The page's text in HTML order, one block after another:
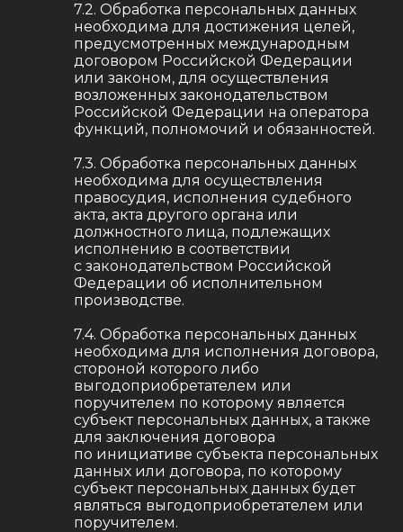
7.2. Обработка персональных данных
необходима для достижения целей,
предусмотренных международным
договором Российской Федерации
или законом, для осуществления
возложенных законодательством
Российской Федерации на оператора
функций, полномочий и обязанностей.
7.3. Обработка персональных данных
необходима для осуществления
правосудия, исполнения судебного
акта, акта другого органа или
должностного лица, подлежащих
исполнению в соответствии
с законодательством Российской
Федерации об исполнительном
производстве.
7.4. Обработка персональных данных
необходима для исполнения договора,
стороной которого либо
выгодоприобретателем или
поручителем по которому является
субъект персональных данных, а также
для заключения договора
по инициативе субъекта персональных
данных или договора, по которому
субъект персональных данных будет
являться выгодоприобретателем или
поручителем.